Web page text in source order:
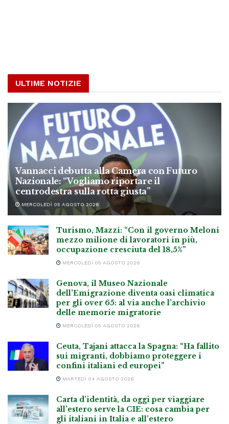
ULTIME NOTIZIE
Vannacci debutta alla Camera con Futuro
Nazionale: “Vogliamo riportare il
centrodestra sulla rotta giusta”
MERCOLEDÌ 05 AGOSTO 2026
Turismo, Mazzi: “Con il governo Meloni
mezzo milione di lavoratori in più,
occupazione cresciuta del 18,5%”
MERCOLEDÌ 05 AGOSTO 2026
Genova, il Museo Nazionale
dell’Emigrazione diventa oasi climatica
per gli over 65: al via anche l’archivio
delle memorie migratorie
MERCOLEDÌ 05 AGOSTO 2026
Ceuta, Tajani attacca la Spagna: “Ha fallito
sui migranti, dobbiamo proteggere i
confini italiani ed europei”
MARTEDÌ 04 AGOSTO 2026
Carta d’identità, da oggi per viaggiare
all’estero serve la CIE: cosa cambia per
gli italiani in Italia e all’estero